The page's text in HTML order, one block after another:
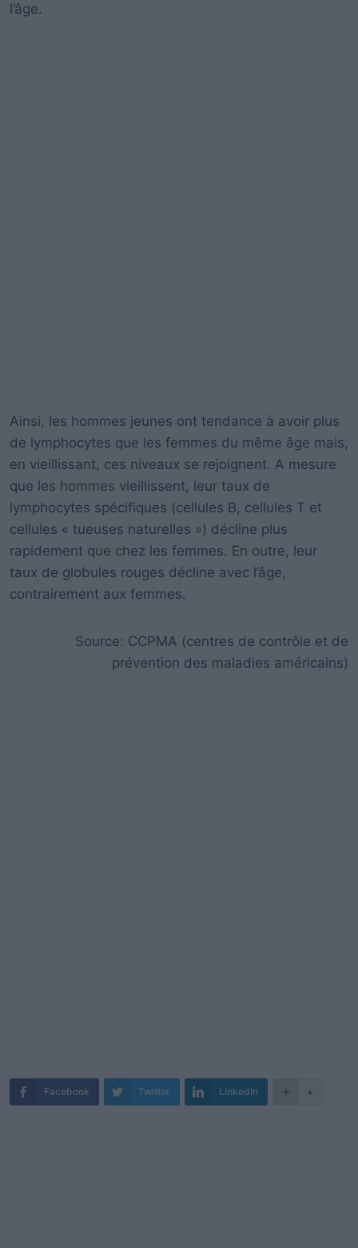
l’âge.
Ainsi, les hommes jeunes ont tendance à avoir plus
de lymphocytes que les femmes du même âge mais,
en vieillissant, ces niveaux se rejoignent. A mesure
que les hommes vieillissent, leur taux de
lymphocytes spécifiques (cellules B, cellules T et
cellules « tueuses naturelles ») décline plus
rapidement que chez les femmes. En outre, leur
taux de globules rouges décline avec l’âge,
contrairement aux femmes.
Source: CCPMA (centres de contrôle et de
prévention des maladies américains)
Facebook Twitter LinkedIn +